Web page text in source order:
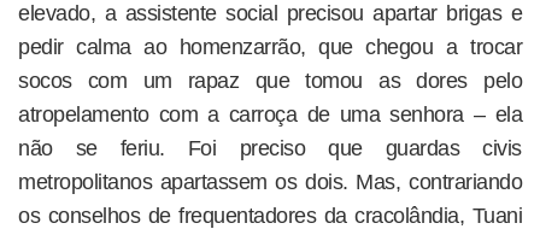
elevado, a assistente social precisou apartar brigas e
pedir calma ao homenzarrão, que chegou a trocar
socos com um rapaz que tomou as dores pelo
atropelamento com a carroça de uma senhora – ela
não se feriu. Foi preciso que guardas civis
metropolitanos apartassem os dois. Mas, contrariando
os conselhos de frequentadores da cracolândia, Tuani